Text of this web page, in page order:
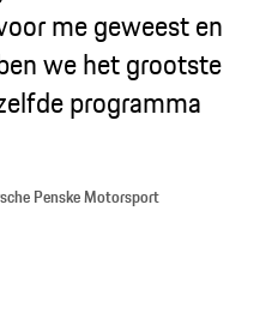
me geweest en
we het grootste
programma
Penske Motorsport